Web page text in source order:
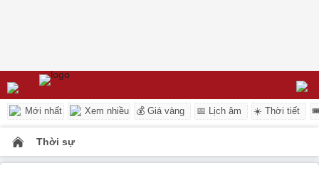
Mới nhất Xem nhiều 💰 Giá vàng 📅 Lịch âm ☀️ Thời tiết
Thời sự